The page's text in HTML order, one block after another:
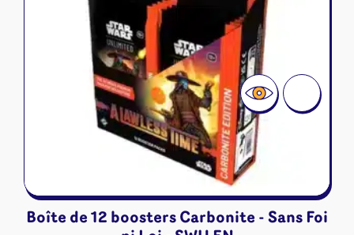
Boîte de 12 boosters Carbonite - Sans Foi